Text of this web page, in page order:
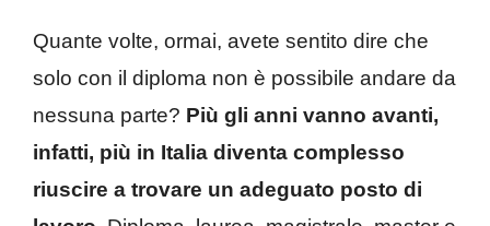
Quante volte, ormai, avete sentito dire che
solo con il diploma non è possibile andare da
nessuna parte? Più gli anni vanno avanti,
infatti, più in Italia diventa complesso
riuscire a trovare un adeguato posto di